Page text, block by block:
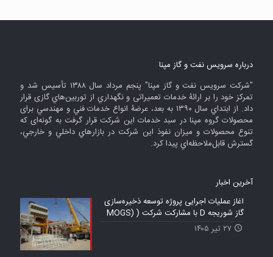
درباره سرويس نفت و گاز مپنا
"شركت سرويس نفت و گاز مپنا" پنجم مرداد سال ۱۳۸۸ تأسيس شد و
تمرکز خود را بر ارائۀ خدمات تعميراتی و نگهداري از توربين‌هاي گازی قرار
داد. از ابتداي سال ۱۳۹۰ به بعد، عرضۀ انواع خدمات فني و مهندسي برای
محصولات گروه مپنا در سبد خدمات این شرکت قرار گرفت به گونه‌ای که
تنوع محصولات و میزان نفوذ این شرکت در بازارهاي داخلي و خارجي،
گسترش قابل‌ملاحظه‌اي پيدا كرد.
آخرين اخبار
آغاز عملیات اجرایی پروژه توسعه ذخیره‌سازی
گاز شوریجه D با مشارکت شرکت ( (MOGS
۲۷ تیر ۱۴۰۵